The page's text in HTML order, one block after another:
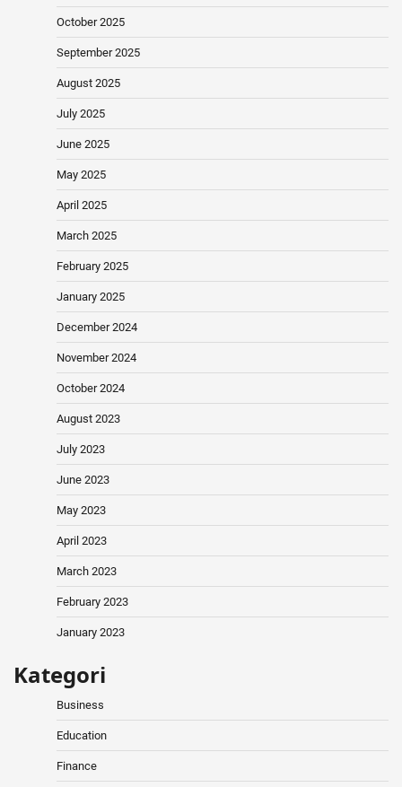
October 2025
September 2025
August 2025
July 2025
June 2025
May 2025
April 2025
March 2025
February 2025
January 2025
December 2024
November 2024
October 2024
August 2023
July 2023
June 2023
May 2023
April 2023
March 2023
February 2023
January 2023
Kategori
Business
Education
Finance